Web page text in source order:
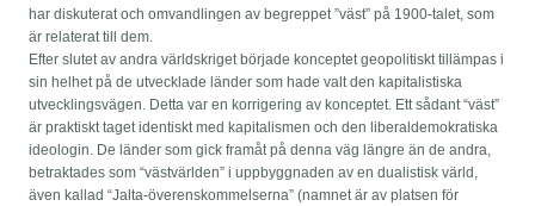
har diskuterat och omvandlingen av begreppet ”väst” på 1900-talet, som
är relaterat till dem.
Efter slutet av andra världskriget började konceptet geopolitiskt tillämpas i
sin helhet på de utvecklade länder som hade valt den kapitalistiska
utvecklingsvägen. Detta var en korrigering av konceptet. Ett sådant “väst”
är praktiskt taget identiskt med kapitalismen och den liberaldemokratiska
ideologin. De länder som gick framåt på denna väg längre än de andra,
betraktades som “västvärlden” i uppbyggnaden av en dualistisk värld,
även kallad “Jalta-överenskommelserna” (namnet är av platsen för